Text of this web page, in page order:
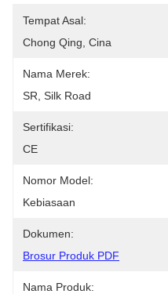
Tempat Asal:
Chong Qing, Cina
Nama Merek:
SR, Silk Road
Sertifikasi:
CE
Nomor Model:
Kebiasaan
Dokumen:
Brosur Produk PDF
Nama Produk: